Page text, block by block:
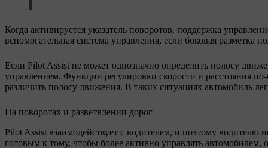
Когда активируется указатель поворотов, поддержка
вспомогательная система управления, если боковая разметка
Если Pilot Assist не может однозначно определить полосу
управлением. Функции регулировки скорости и расстояния
различить полосу движения. В таких ситуациях автомобиль
На поворотах и разветвлении дорог
Pilot Assist взаимодействует с водителем, и поэтому водителю
готовым к тому, чтобы более активно управлять